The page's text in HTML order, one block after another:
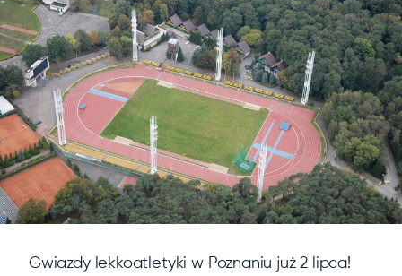
Gwiazdy lekkoatletyki w Poznaniu już 2 lipca!